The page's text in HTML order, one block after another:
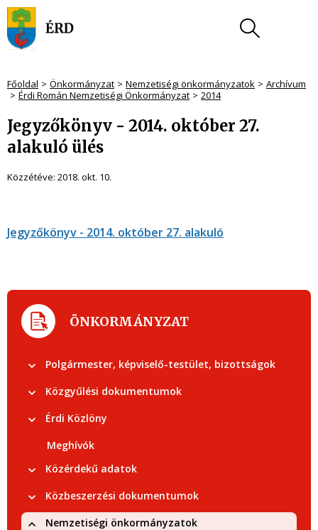
Főoldal Önkormányzat Nemzetiségi önkormányzatok
Archívum
Érdi Román Nemzetiségi Önkormányzat
2014
Jegyzőkönyv - 2014. október 27.
alakuló ülés
Közzétéve: 2018. okt. 10.
Jegyzőkönyv - 2014. október 27. alakuló
ÖNKORMÁNYZAT
Polgármester, képviselő-testület, bizottságok
Közgyűlési dokumentumok
Érdi Közlöny
Meghívók
Közérdekű adatok
Közbeszerzési dokumentumok
Nemzetiségi önkormányzatok